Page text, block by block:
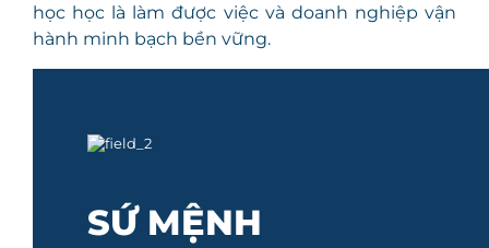
học học là làm được việc và doanh nghiệp vận
hành minh bạch bền vững.
SỨ MỆNH